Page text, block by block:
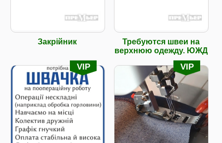
Закрійник
Требуются швеи на
верхнюю одежду. ЮЖД
VIP VIP